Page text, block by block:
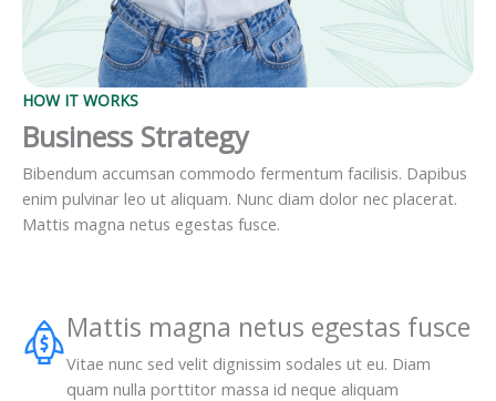
HOW IT WORKS
Business Strategy
Bibendum accumsan commodo fermentum facilisis. Dapibus
enim pulvinar leo ut aliquam. Nunc diam dolor nec placerat.
Mattis magna netus egestas fusce.
Mattis magna netus egestas fusce
Vitae nunc sed velit dignissim sodales ut eu. Diam
quam nulla porttitor massa id neque aliquam